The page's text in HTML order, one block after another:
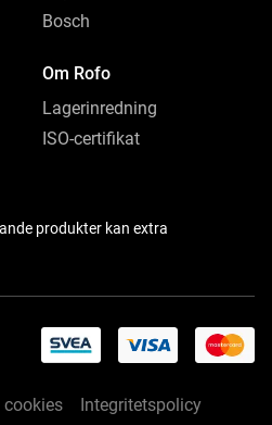
Bosch
Om Rofo
Lagerinredning
ISO-certifikat
produkter kan extra
cookies Integritetspolicy